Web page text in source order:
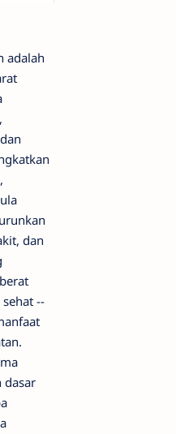
adalah
dan
--
dasar